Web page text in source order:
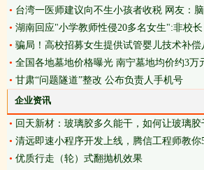
• 台湾一医师建议向不生小孩者收税 网友：
• 湖南回应"小学教师性侵20多名女生":非校
• 骗局！高校招募女生提供试管婴儿技术补偿
• 全国各地墓地价格曝光 南宁墓地均价约3万
• 甘肃“问题隧道”整改 公布负责人手机号
企业资讯
• 回天新材：玻璃胶多久能干，如何让玻璃胶
• 清远即速小程序开发上线，腾信工程师教你
法
• 优质行走（轮）式翻抛机效果